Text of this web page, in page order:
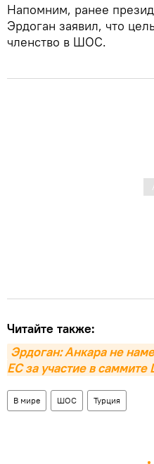
Напомним, ранее
Эрдоган заявил, что
членство в ШОС.
Читайте также:
Эрдоган: Анкара не
ЕС за участие в
В мире ШОС Турция